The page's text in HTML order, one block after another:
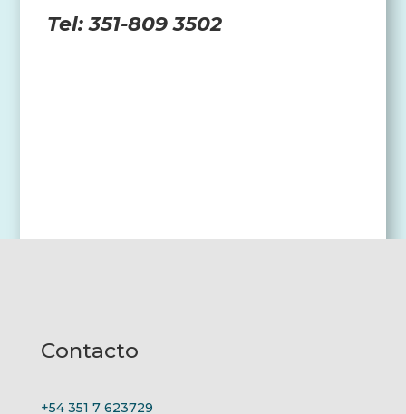
Tel: 351-809 3502
Contacto
+54 351 7 623729